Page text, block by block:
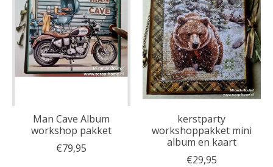
Man Cave Album
workshop pakket
€79,95
kerstparty
workshoppakket mini
album en kaart
€29,95